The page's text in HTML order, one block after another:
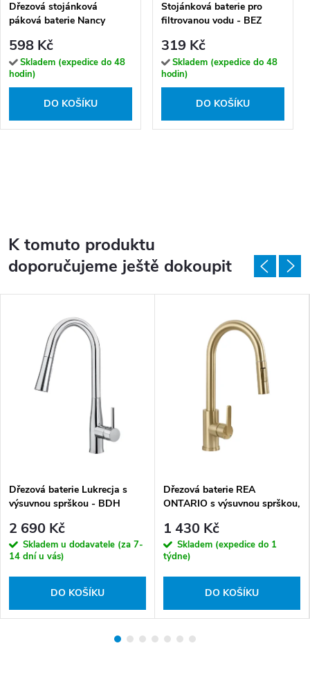
Dřezová stojánková
páková baterie Nancy
598 Kč
Skladem (expedice do 48
hodin)
DO KOŠÍKU
Stojánková baterie pro
filtrovanou vodu - BEZ
319 Kč
Skladem (expedice do 48
hodin)
DO KOŠÍKU
K tomuto produktu
doporučujeme ještě dokoupit
Dřezová baterie Lukrecja s
výsuvnou sprškou - BDH
2 690 Kč
Skladem u dodavatele (za 7-
14 dní u vás)
DO KOŠÍKU
Dřezová baterie REA
ONTARIO s výsuvnou sprškou,
1 430 Kč
Skladem (expedice do 1
týdne)
DO KOŠÍKU